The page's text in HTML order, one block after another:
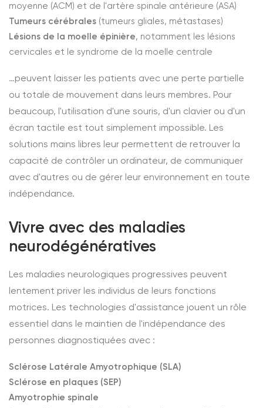
moyenne (ACM) et de l'artère spinale antérieure (ASA)
Tumeurs cérébrales (tumeurs gliales, métastases)
Lésions de la moelle épinière, notamment les lésions
cervicales et le syndrome de la moelle centrale
…peuvent laisser les patients avec une perte partielle
ou totale de mouvement dans leurs membres. Pour
beaucoup, l'utilisation d'une souris, d'un clavier ou d'un
écran tactile est tout simplement impossible. Les
solutions mains libres leur permettent de retrouver la
capacité de contrôler un ordinateur, de communiquer
avec d'autres ou de gérer leur environnement en toute
indépendance.
Vivre avec des maladies
neurodégénératives
Les maladies neurologiques progressives peuvent
lentement priver les individus de leurs fonctions
motrices. Les technologies d'assistance jouent un rôle
essentiel dans le maintien de l'indépendance des
personnes diagnostiquées avec :
Sclérose Latérale Amyotrophique (SLA)
Sclérose en plaques (SEP)
Amyotrophie spinale